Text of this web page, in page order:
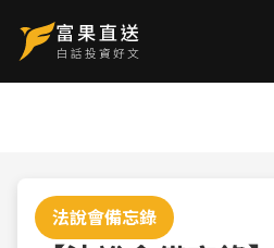
法說會備忘錄